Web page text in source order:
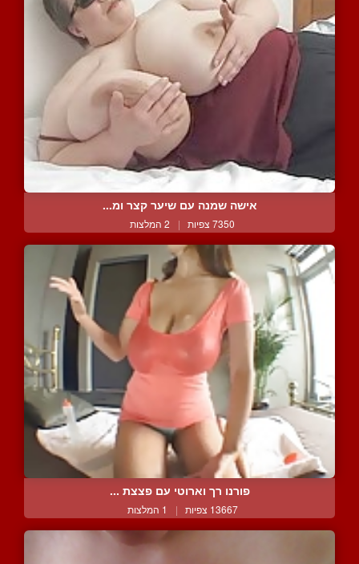
אישה שמנה עם שיער קצר ומ...
7350 צפיות | 2 המלצות
פורנו רך וארוטי עם פצצת ...
13667 צפיות | 1 המלצות